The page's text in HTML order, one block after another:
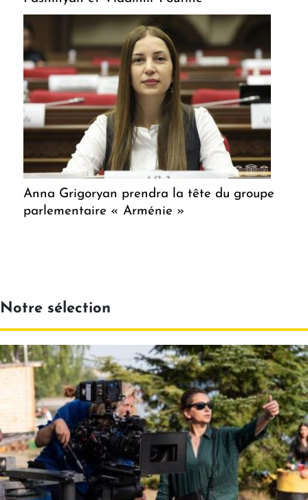
Anna Grigoryan prendra la tête du groupe
parlementaire « Arménie »
Notre sélection